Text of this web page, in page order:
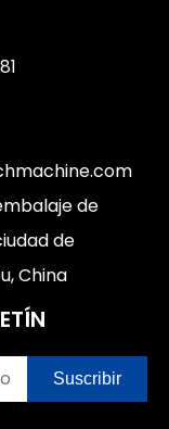
de
de
China
Suscribir